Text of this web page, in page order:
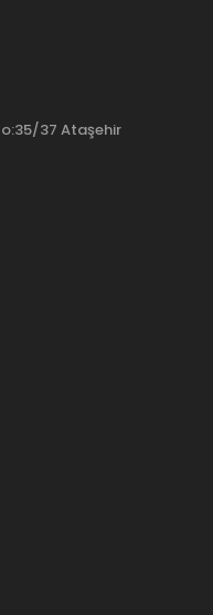
37 Ataşehir